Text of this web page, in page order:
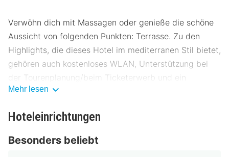
Verwöhn dich mit Massagen oder genieße die schöne
Aussicht von folgenden Punkten: Terrasse. Zu den
Highlights, die dieses Hotel im mediterranen Stil bietet,
gehören auch kostenloses WLAN, Unterstützung bei
der Tourenplanung/beim Ticketerwerb und ein
Bankettsaal.
Ein Frühstücksbuffet wird unter der Woche von
07:30 Uhr bis 10:30 Uhr gegen Gebühr angeboten.
Mehr lesen
Hoteleinrichtungen
Besonders beliebt